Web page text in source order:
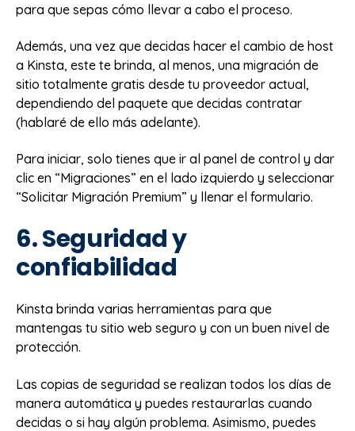
para que sepas cómo llevar a cabo el proceso.
Además, una vez que decidas hacer el cambio de host
a Kinsta, este te brinda, al menos, una migración de
sitio totalmente gratis desde tu proveedor actual,
dependiendo del paquete que decidas contratar
(hablaré de ello más adelante).
Para iniciar, solo tienes que ir al panel de control y dar
clic en “Migraciones” en el lado izquierdo y seleccionar
“Solicitar Migración Premium” y llenar el formulario.
6. Seguridad y
confiabilidad
Kinsta brinda varias herramientas para que
mantengas tu sitio web seguro y con un buen nivel de
protección.
Las copias de seguridad se realizan todos los días de
manera automática y puedes restaurarlas cuando
decidas o si hay algún problema. Asimismo, puedes